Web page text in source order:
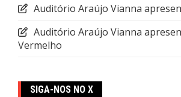
Auditório Araújo Vianna
Auditório Araújo Vianna
Vermelho
SIGA-NOS NO X